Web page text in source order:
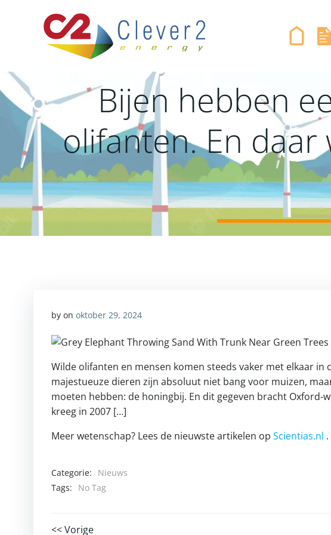
Bijen hebben
olifanten. En
by on oktober 29, 2024
Wilde olifanten en mensen komen steeds vaker met elkaar
majestueuze dieren zijn absoluut niet bang voor muizen,
moeten hebben: de honingbij. En dit gegeven bracht Oxford-
kreeg in 2007 […]
Meer wetenschap? Lees de nieuwste artikelen op Scientias.nl .
Categorie:
Nieuws
Tags:
No Tag
<< Vorige